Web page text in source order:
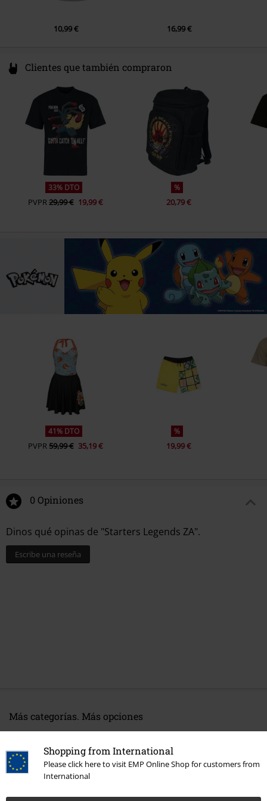
Shopping from International
Please click here to visit EMP Online Shop for customers from
International
10,99 € 16,99 €
Clientes que también compraron
33% DTO
PVPR29,99 € 19,99 €
%
20,79 €
41% DTO
PVPR59,99 € 35,19 €
%
19,99 €
0 Opiniones
Dinos qué opinas de "Starters Legends ZA".
Escribe una reseña
Más categorías. Más opciones
Gaming Deco y accesorios de hogar Accesorios de cocina Tazas
Gaming Top gaming merch Nintendo Cocina
Top gaming merch